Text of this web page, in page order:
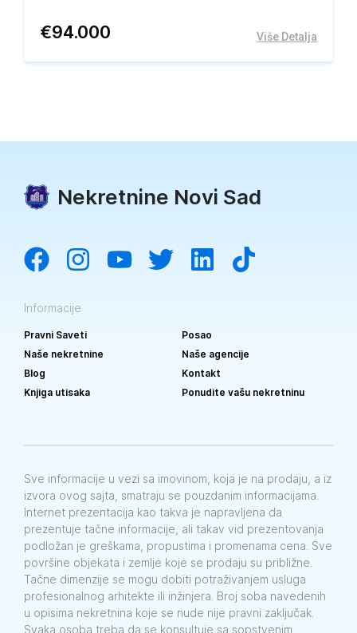
€94.000 Više Detalja
Nekretnine Novi Sad
Informacije
Pravni Saveti
Posao
Naše nekretnine
Naše agencije
Blog
Kontakt
Knjiga utisaka
Ponudite vašu nekretninu
Sve informacije u vezi sa imovinom, koja je na prodaju, a iz
izvora ovog sajta, smatraju se pouzdanim informacijama.
Internet prezentacija kao takva je napravljena da
prezentuje tačne informacije, ali takav vid prezentovanja
podložan je greškama, propustima i promenama cena. Sve
površine objekata i zemlje koje se prodaju su približne.
Tačne dimenzije se mogu dobiti potraživanjem usluga
profesionalnog arhitekte ili inžinjera. Broj soba navedenih
u opisima nekretnina koje se nude nije pravni zaključak.
Svaka osoba treba da se konsultuje sa sopstvenim